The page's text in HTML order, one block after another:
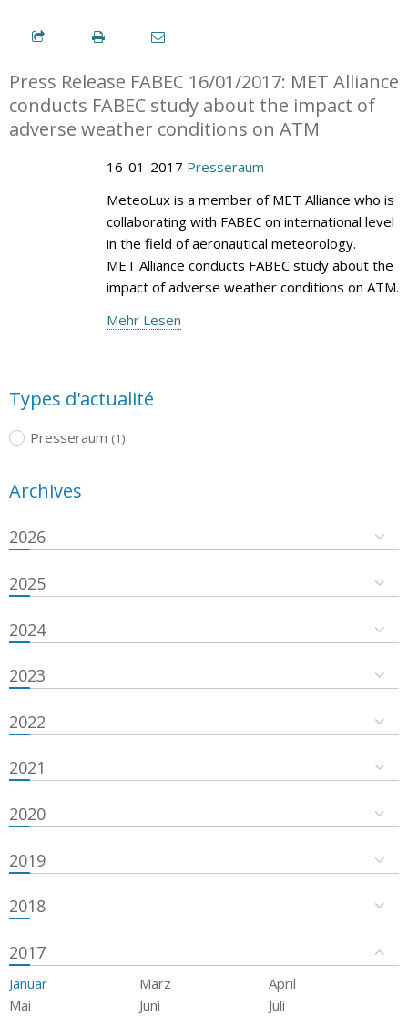
Press Release FABEC 16/01/2017: MET Alliance
conducts FABEC study about the impact of
adverse weather conditions on ATM
16-01-2017 Presseraum
MeteoLux is a member of MET Alliance who is
collaborating with FABEC on international level
in the field of aeronautical meteorology.
MET Alliance conducts FABEC study about the
impact of adverse weather conditions on ATM.
Mehr Lesen
Types d'actualité
Presseraum (1)
Archives
2026
2025
2024
2023
2022
2021
2020
2019
2018
2017
Januar März
April
Mai
Juni
Juli